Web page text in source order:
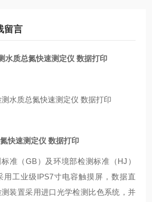
留言
水质总氮快速测定仪 数据打印
快速测定仪 数据打印
准（GB）及环境部检测标准（HJ）
用工业级IPS7寸电容触摸屏，数据直
装置采用进口光学检测比色系统，并